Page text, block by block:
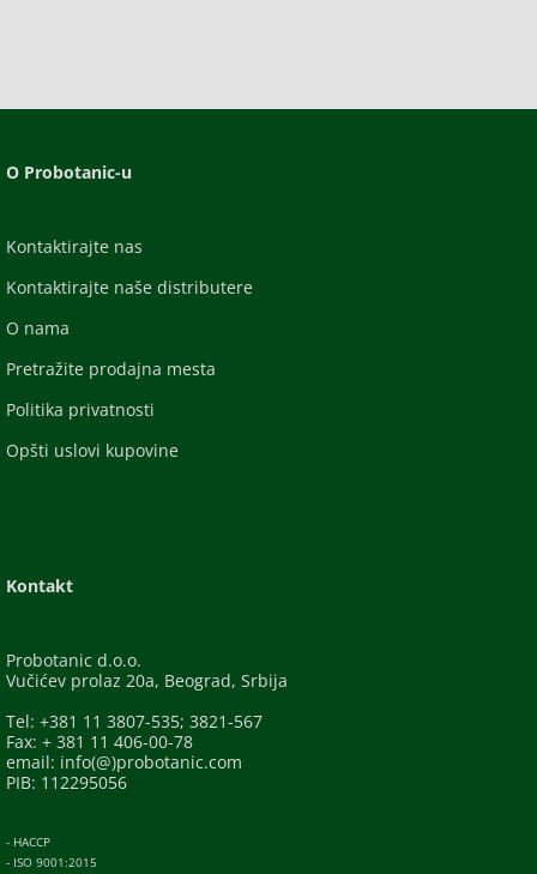
O Probotanic-u
Kontaktirajte nas
Kontaktirajte naše distributere
O nama
Pretražite prodajna mesta
Politika privatnosti
Opšti uslovi kupovine
Kontakt
Probotanic d.o.o.
Vučićev prolaz 20a, Beograd, Srbija
Tel: +381 11 3807-535; 3821-567
Fax: + 381 11 406-00-78
email: info(@)probotanic.com
PIB: 112295056
- HACCP
- ISO 9001:2015